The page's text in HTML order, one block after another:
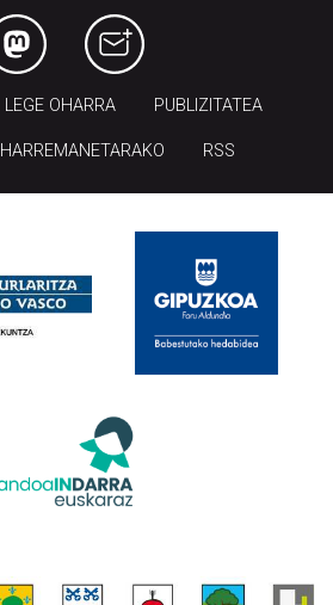
LEGE OHARRA PUBLIZITATEA
HARREMANETARAKO RSS